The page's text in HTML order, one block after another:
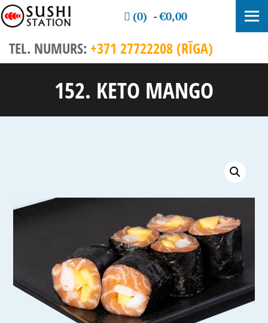
TEL. NUMURS: +371 27722208 (RĪGA)
(0) €0,00
152. KETO MANGO